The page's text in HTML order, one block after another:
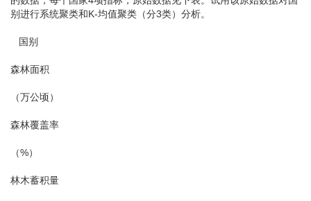
别进行系统聚类和K-均值聚类（分3类）分析。
国别
森林面积
（万公顷）
森林覆盖率
（%）
林木蓄积量